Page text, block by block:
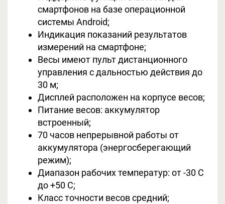
смартфонов на базе операционной
системы Android;
Индикация показаний результатов
измерений на смартфоне;
Весы имеют пульт дистанционного
управления с дальностью действия до
30 м;
Дисплей расположен на корпусе весов;
Питание весов: аккумулятор
встроенный;
70 часов непрерывной работы от
аккумулятора (энергосберегающий
режим);
Диапазон рабочих температур: от -30 С
до +50 С;
Класс точности весов средний;